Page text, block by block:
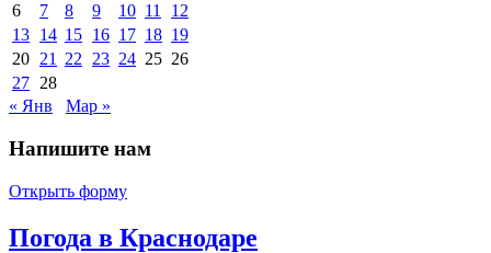
6
7 8 9 10 11
12
13 14 15 16 17 18 19
20 21 22 23 24 25 26
27 28
« Янв
Мар »
Напишите нам
Открыть форму
Погода в Краснодаре